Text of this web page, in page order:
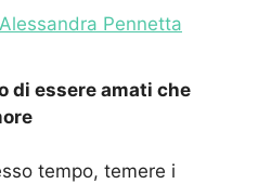
Alessandra Pennetta
di essere amati che
tempo, temere i